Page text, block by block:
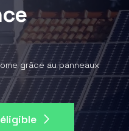
grâce au panneaux